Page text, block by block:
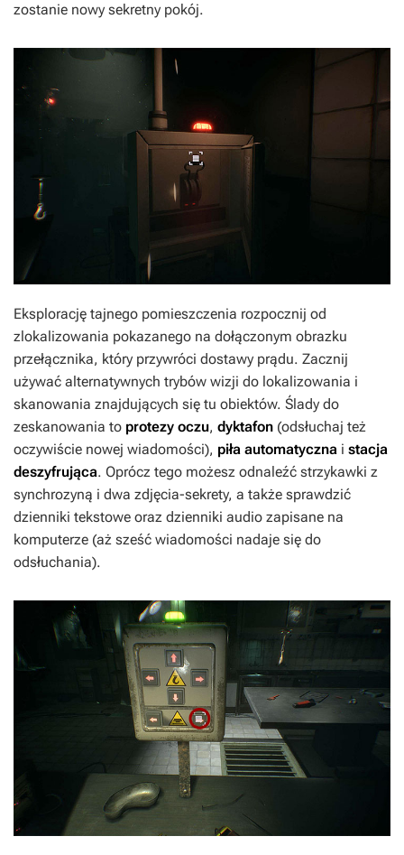
zostanie nowy sekretny pokój.
Eksplorację tajnego pomieszczenia rozpocznij od
zlokalizowania pokazanego na dołączonym obrazku
przełącznika, który przywróci dostawy prądu. Zacznij
używać alternatywnych trybów wizji do lokalizowania i
skanowania znajdujących się tu obiektów. Ślady do
zeskanowania to protezy oczu, dyktafon (odsłuchaj też
oczywiście nowej wiadomości), piła automatyczna i stacja
deszyfrująca. Oprócz tego możesz odnaleźć strzykawki z
synchrozyną i dwa zdjęcia-sekrety, a także sprawdzić
dzienniki tekstowe oraz dzienniki audio zapisane na
komputerze (aż sześć wiadomości nadaje się do
odsłuchania).